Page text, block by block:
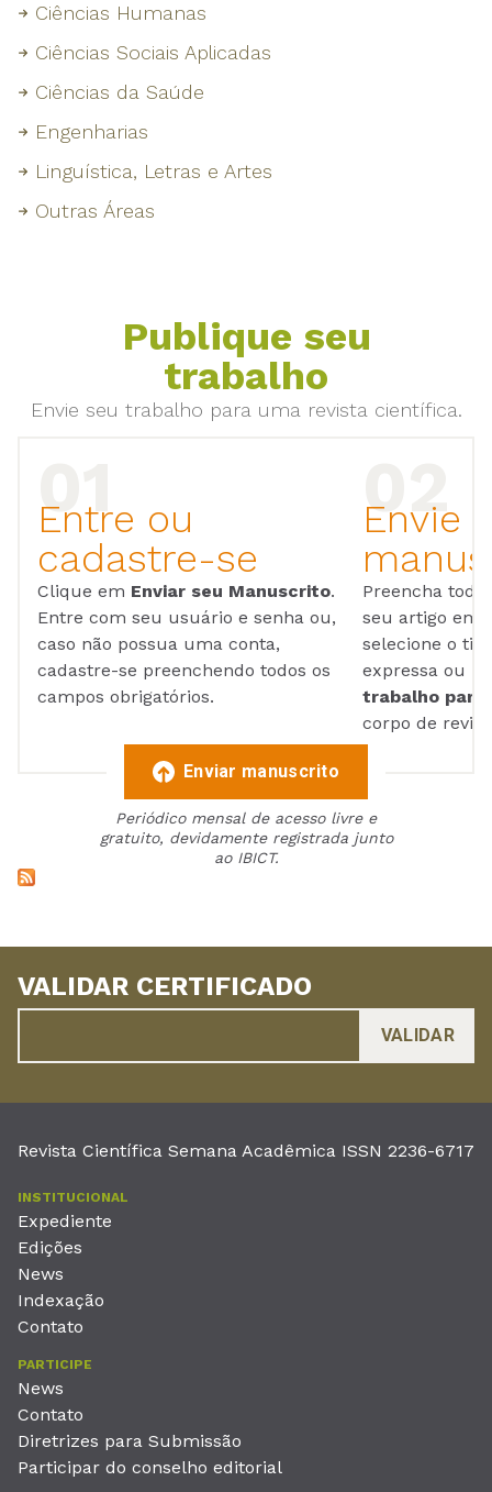
Ciências Humanas
Ciências Sociais Aplicadas
Ciências da Saúde
Engenharias
Linguística, Letras e Artes
Outras Áreas
Publique seu
trabalho
Envie seu trabalho para uma revista científica.
Entre ou
cadastre-se
Clique em Enviar seu Manuscrito.
Entre com seu usuário e senha ou,
caso não possua uma conta,
cadastre-se preenchendo todos os
campos obrigatórios.
Envie
Preencha
seu artigo em
selecione o
expressa ou
trabalho para
corpo de
Enviar manuscrito
Periódico mensal de acesso livre e
gratuito, devidamente registrada junto
ao IBICT.
VALIDAR CERTIFICADO
Revista Científica Semana Acadêmica ISSN 2236-6717
INSTITUCIONAL
Expediente
Edições
News
Indexação
Contato
PARTICIPE
News
Contato
Diretrizes para Submissão
Participar do conselho editorial